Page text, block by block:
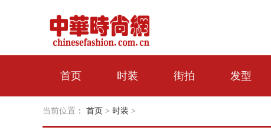
首页 时装 街拍 发型
当前位置 ： 首页 > 时装 >